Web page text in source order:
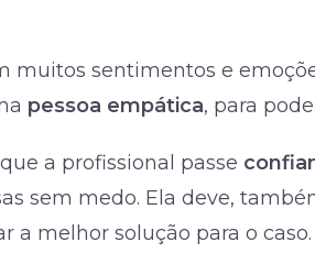
muitos sentimentos e
pessoa empática, para
a profissional passe
sem medo. Ela deve,
a melhor solução para o caso.